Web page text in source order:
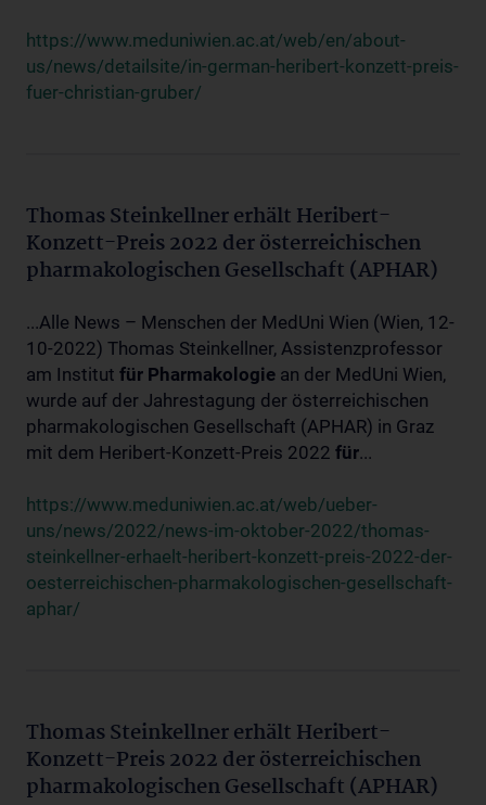
https://www.meduniwien.ac.at/web/en/about-
us/news/detailsite/in-german-heribert-konzett-preis-
fuer-christian-gruber/
Thomas Steinkellner erhält Heribert-
Konzett-Preis 2022 der österreichischen
pharmakologischen Gesellschaft (APHAR)
...Alle News – Menschen der MedUni Wien (Wien, 12-
10-2022) Thomas Steinkellner, Assistenzprofessor
am Institut für Pharmakologie an der MedUni Wien,
wurde auf der Jahrestagung der österreichischen
pharmakologischen Gesellschaft (APHAR) in Graz
mit dem Heribert-Konzett-Preis 2022 für...
https://www.meduniwien.ac.at/web/ueber-
uns/news/2022/news-im-oktober-2022/thomas-
steinkellner-erhaelt-heribert-konzett-preis-2022-der-
oesterreichischen-pharmakologischen-gesellschaft-
aphar/
Thomas Steinkellner erhält Heribert-
Konzett-Preis 2022 der österreichischen
pharmakologischen Gesellschaft (APHAR)